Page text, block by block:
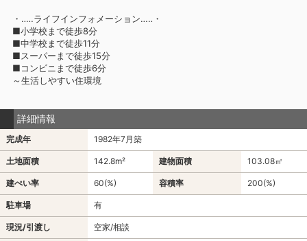
・‥…ライフインフォメーション…‥・
■小学校まで徒歩8分
■中学校まで徒歩11分
■スーパーまで徒歩15分
■コンビニまで徒歩6分
～生活しやすい住環境
詳細情報
完成年 1982年7月築
土地面積 142.8m² 建物面積 103.08㎡
建ぺい率 60(%) 容積率 200(%)
駐車場 有
現況/引渡し 空家/相談